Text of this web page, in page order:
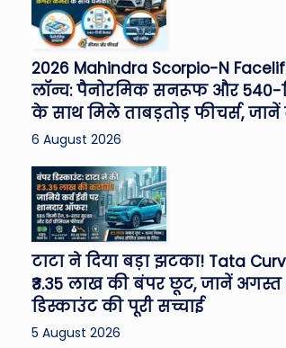
2026 Mahindra Scorpio-N
लॉन्च: पैनोरमिक सनरूफ और 540-
के साथ मिले ताबड़तोड़ फीचर्स,
6 August 2026
टाटा ने दिया बड़ा झटका! Tata
₹3.35 लाख की बंपर छूट, जानें
डिस्काउंट की पूरी सच्चाई
5 August 2026